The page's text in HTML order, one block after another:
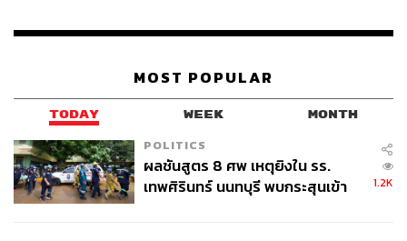
MOST POPULAR
TODAY WEEK MONTH
POLITICS
ผลชันสูตร 8 ศพ เหตุยิงใน รร.
เทพศิรินทร์ นนทบุรี พบกระสุนเข้า
1.2K